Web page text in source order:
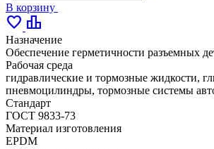
В корзину
favorite leaderboard
Назначение
Обеспечение герметичности разъемных
Рабочая среда
гидравлические и тормозные жидкости,
пневмоцилиндры, тормозные системы
Стандарт
ГОСТ 9833-73
Материал изготовления
EPDM